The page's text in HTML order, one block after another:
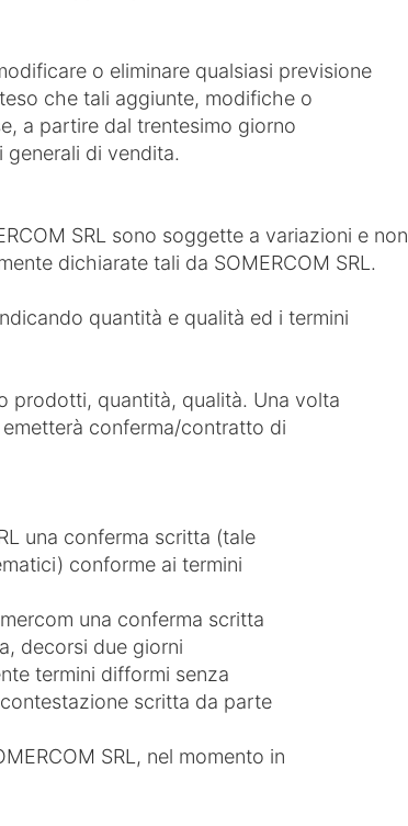
o eliminare qualsiasi previsione
che tali aggiunte, modifiche o
a partire dal trentesimo giorno
di vendita.
SRL sono soggette a variazioni e non
dichiarate tali da SOMERCOM SRL.
quantità e qualità ed i termini
prodotti, quantità, qualità. Una volta
emetterà conferma/contratto di
una conferma scritta (tale
conforme ai termini
una conferma scritta
decorsi due giorni
termini difformi senza
scritta da parte
SRL, nel momento in